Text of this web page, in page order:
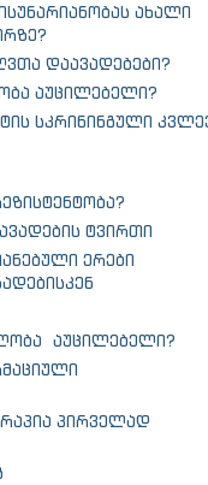
ახალი
დაავადებები?
აუცილებელი?
სკრინინგული
ტვირთი
ერები
აუცილებელი?
პირველად